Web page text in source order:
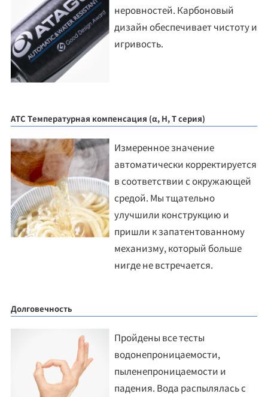
неровностей. Карбоновый
дизайн обеспечивает чистоту и
игривость.
ATC Температурная компенсация (α, H, T серия)
Измеренное значение
автоматически корректируется
в соответствии с окружающей
средой. Мы тщательно
улучшили конструкцию и
пришли к запатентованному
механизму, который больше
нигде не встречается.
Долговечность
Пройдены все тесты
водонепроницаемости,
пыленепроницаемости и
падения. Вода распылялась с